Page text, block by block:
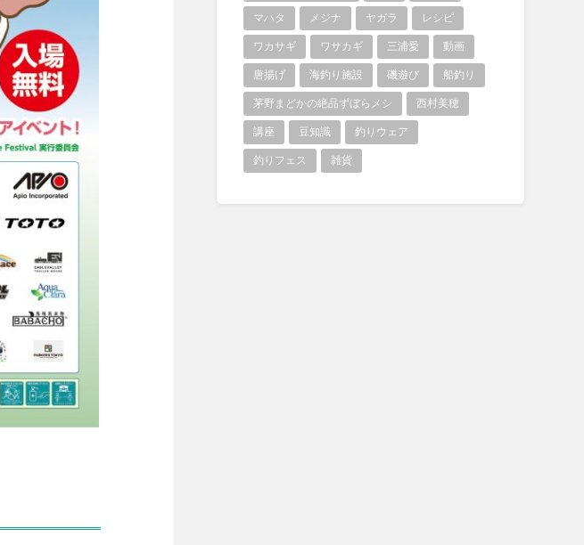
マハタ メジナ ヤガラ レシピ
ワカサギ ワサカギ 三浦愛 動画
唐揚げ 海釣り施設 磯遊び 船釣り
茅野まどかの絶品ずぼらメシ 西村美穂
講座 豆知識 釣りウェア
釣りフェス 雑貨